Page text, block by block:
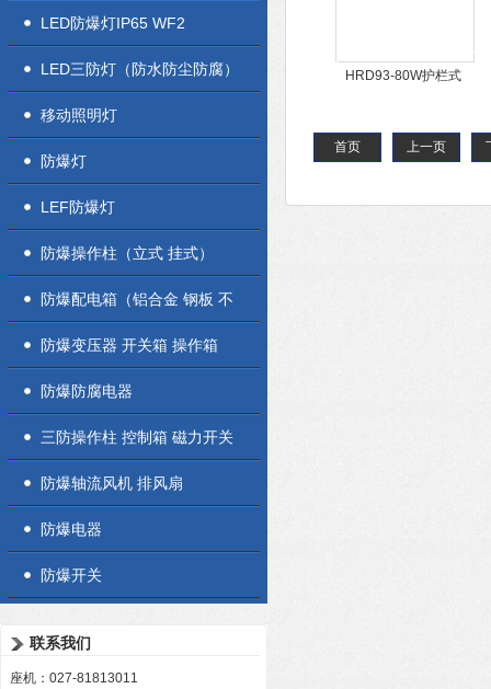
LED防爆灯IP65 WF2
LED三防灯（防水防尘防腐）
移动照明灯
防爆灯
LEF防爆灯
防爆操作柱（立式 挂式）
防爆配电箱（铝合金 钢板 不
锈钢）
防爆变压器 开关箱 操作箱
防爆防腐电器
三防操作柱 控制箱 磁力开关
盒
防爆轴流风机 排风扇
防爆电器
防爆开关
联系我们
座机：027-81813011
HRD93-80W护栏式
首页 上一页